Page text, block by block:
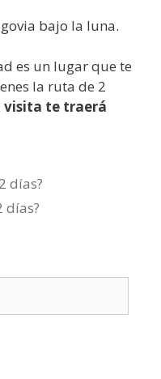
bajo la luna.
es un lugar que te
la ruta de 2
visita te traerá
días?
días?